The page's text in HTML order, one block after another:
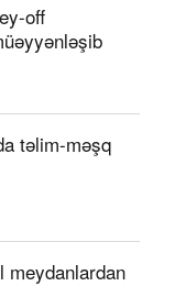
off
təlim-məşq
meydanlardan